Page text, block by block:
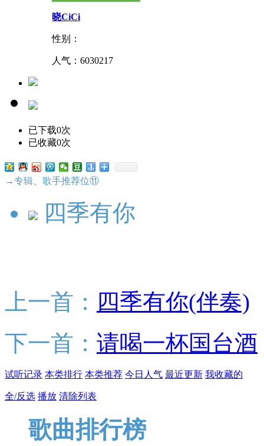
晓CiCi
性别：
人气： 6030217
已下载0次
已收藏0次
→专辑、歌手推荐位⑪
四季有你
上一首： 四季有你(伴奏)
下一首： 请喝一杯国台酒
试听记录 本类排行 本类推荐 今日人气 最近更新 我收藏的
全/反选 播放 清除列表
歌曲排行榜